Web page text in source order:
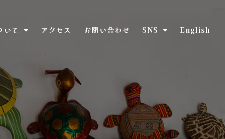
いて アクセス お問い合わせ SNS English